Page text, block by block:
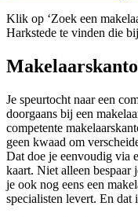
Klik op ‘Zoek een
Harkstede te vinden die
Je speurtocht naar een
doorgaans bij een
competente
geen kwaad om
Dat doe je eenvoudig via
kaart. Niet alleen bespaar
je ook nog eens een
specialisten levert. En dat